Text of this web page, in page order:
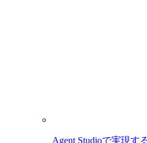
Agent Studioで実現